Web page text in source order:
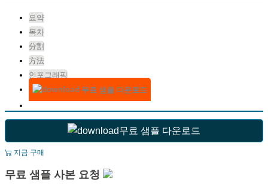
요약
목차
分割
方法
인포그래픽
무료 샘플 다운로드
무료 샘플 다운로드
지금 구매
무료 샘플 사본 요청